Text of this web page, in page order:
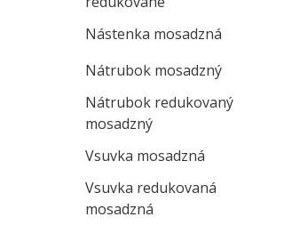
Nástenka mosadzná
Nátrubok mosadzný
Nátrubok redukovaný
mosadzný
Vsuvka mosadzná
Vsuvka redukovaná
mosadzná